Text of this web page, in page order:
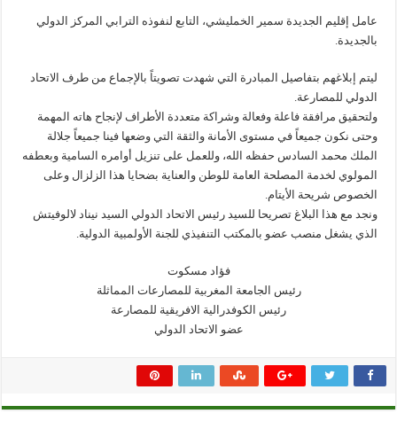
عامل إقليم الجديدة سمير الخمليشي، التابع لنفوذه الترابي المركز الدولي
بالجديدة.
ليتم إبلاغهم بتفاصيل المبادرة التي شهدت تصويتاً بالإجماع من طرف الاتحاد
الدولي للمصارعة.
ولتحقيق مرافقة فاعلة وفعالة وشراكة متعددة الأطراف لإنجاح هاته المهمة
وحتى نكون جميعاً في مستوى الأمانة والثقة التي وضعها فينا جميعاً جلالة
الملك محمد السادس حفظه الله، وللعمل على تنزيل أوامره السامية وبعطفه
المولوي لخدمة المصلحة العامة للوطن والعناية بضحايا هذا الزلزال وعلى
الخصوص شريحة الأيتام.
ونجد مع هذا البلاغ تصريحا للسيد رئيس الاتحاد الدولي السيد نيناد لالوفيتش
الذي يشغل منصب عضو بالمكتب التنفيذي للجنة الأولمبية الدولية.
فؤاد مسكوت
رئيس الجامعة المغربية للمصارعات المماثلة
رئيس الكوفدرالية الافريقية للمصارعة
عضو الاتحاد الدولي